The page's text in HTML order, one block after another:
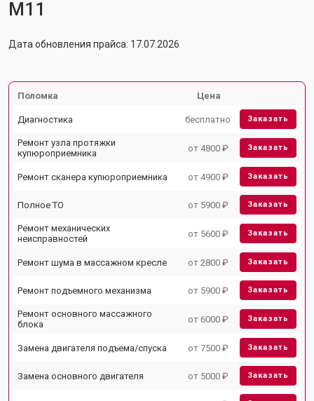
M11
Дата обновления прайса: 17.07.2026
Поломка Цена
Диагностика бесплатно Заказать
Ремонт узла протяжки
купюроприемника
от 4800 ₽ Заказать
Ремонт сканера купюроприемника от 4900 ₽ Заказать
Полное ТО от 5900 ₽ Заказать
Ремонт механических
неисправностей
от 5600 ₽ Заказать
Ремонт шума в массажном кресле от 2800 ₽ Заказать
Ремонт подъемного механизма от 5900 ₽ Заказать
Ремонт основного массажного
блока
от 6000 ₽ Заказать
Замена двигателя подъема/спуска от 7500 ₽ Заказать
Замена основного двигателя от 5000 ₽ Заказать